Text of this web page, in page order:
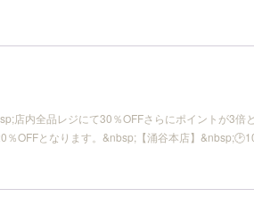
店内全品レジにて30％OFFさらにポイントが3倍
OFFとなります。&nbsp;【涌谷本店】